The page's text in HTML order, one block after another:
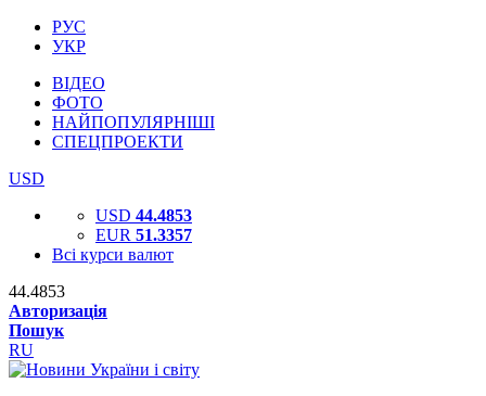
РУС
УКР
ВІДЕО
ФОТО
НАЙПОПУЛЯРНІШІ
СПЕЦПРОЕКТИ
USD
USD 44.4853
EUR 51.3357
Всі курси валют
44.4853
Авторизація
Пошук
RU